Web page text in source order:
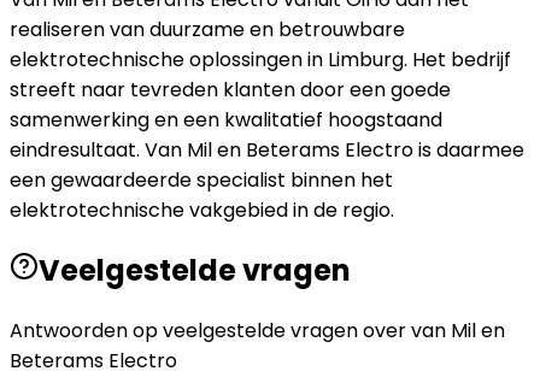
realiseren van duurzame en betrouwbare
elektrotechnische oplossingen in Limburg. Het bedrijf
streeft naar tevreden klanten door een goede
samenwerking en een kwalitatief hoogstaand
eindresultaat. Van Mil en Beterams Electro is daarmee
een gewaardeerde specialist binnen het
elektrotechnische vakgebied in de regio.
Veelgestelde vragen
Antwoorden op veelgestelde vragen overvan Mil en
Beterams Electro